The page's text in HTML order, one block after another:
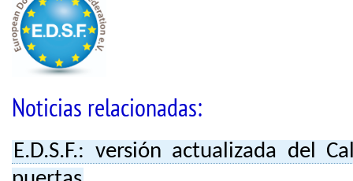
Noticias relacionadas:
E.D.S.F.: versión actualizada del